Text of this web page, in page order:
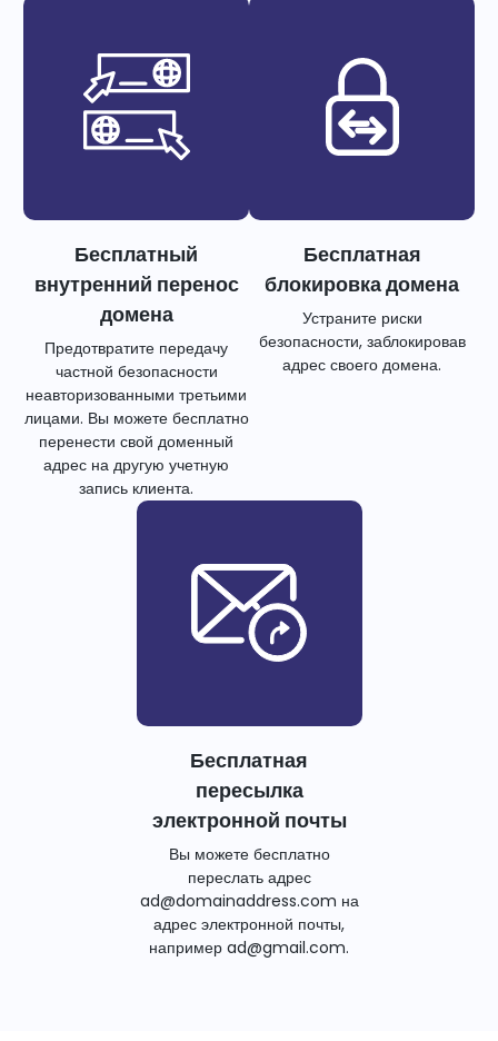
Бесплатный
внутренний перенос
домена
Предотвратите передачу
частной безопасности
неавторизованными третьими
лицами. Вы можете бесплатно
перенести свой доменный
адрес на другую учетную
запись клиента.
Бесплатная
блокировка домена
Устраните риски
безопасности, заблокировав
адрес своего домена.
Бесплатная
пересылка
электронной почты
Вы можете бесплатно
переслать адрес
ad@domainaddress.com на
адрес электронной почты,
например ad@gmail.com.